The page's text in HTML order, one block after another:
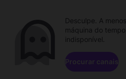
Desculpe. A
máquina do
indisponível.
Procurar canais